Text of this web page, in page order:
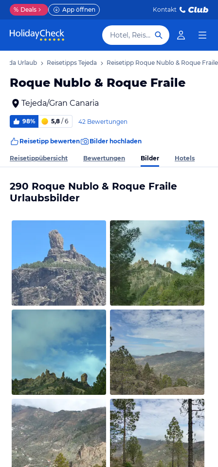
% Deals App öffnen Kontakt
Hotel, Reiseziel
Urlaub Reisetipps Tejeda Reisetipp Roque Nublo & Roque Fraile
Roque Nublo & Roque Fraile
Tejeda/Gran Canaria
98% 5,8 / 6 42 Bewertungen
Reisetipp bewerten Bilder hochladen
Reisetippübersicht Bewertungen Bilder Hotels
290 Roque Nublo & Roque Fraile
Urlaubsbilder